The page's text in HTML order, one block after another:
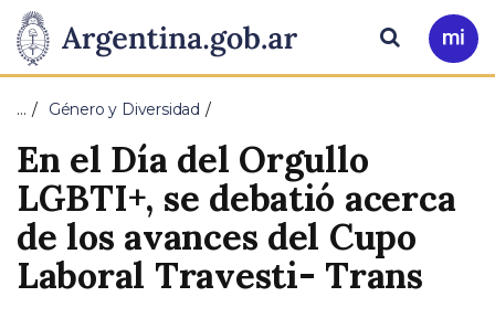
Presidencia
de
la
Nación
Pasar al contenido principal
Ir
a
Buscar
… Género y Diversidad
En el Día del Orgullo
LGBTI+, se debatió acerca
de los avances del Cupo
Laboral Travesti- Trans